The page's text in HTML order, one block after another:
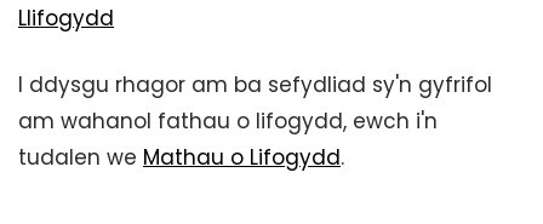
Llifogydd
I ddysgu rhagor am ba sefydliad sy'n gyfrifol
am wahanol fathau o lifogydd, ewch i'n
tudalen we Mathau o Lifogydd.